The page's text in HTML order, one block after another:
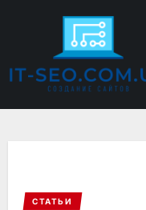
content
СТАТЬИ